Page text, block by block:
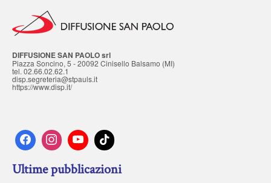
DIFFUSIONE SAN PAOLO srl
Piazza Soncino, 5 - 20092 Cinisello Balsamo (MI)
tel. 02.66.02.62.1
disp.segreteria@stpauls.it
https://www.disp.it/
Ultime pubblicazioni